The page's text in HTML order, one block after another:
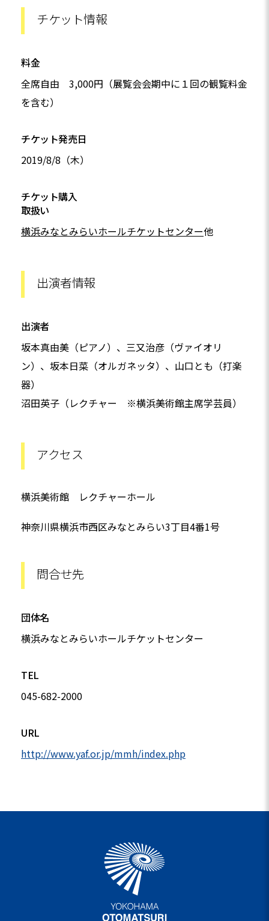
チケット情報
料金
全席自由 3,000円（展覧会会期中に１回の観覧料金
を含む）
チケット発売日
2019/8/8（木）
チケット購入
取扱い
横浜みなとみらいホールチケットセンター他
出演者情報
出演者
坂本真由美（ピアノ）、三又治彦（ヴァイオリ
ン）、坂本日菜（オルガネッタ）、山口とも（打楽
器）
沼田英子（レクチャー ※横浜美術館主席学芸員）
アクセス
横浜美術館 レクチャーホール
神奈川県横浜市西区みなとみらい3丁目4番1号
問合せ先
団体名
横浜みなとみらいホールチケットセンター
TEL
045-682-2000
URL
http://www.yaf.or.jp/mmh/index.php